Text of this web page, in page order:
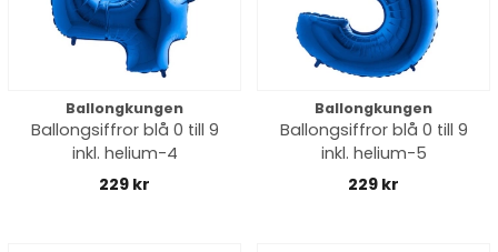
Ballongkungen
Ballongsiffror blå 0 till 9
inkl. helium-4
229 kr
Ballongkungen
Ballongsiffror blå 0 till 9
inkl. helium-5
229 kr